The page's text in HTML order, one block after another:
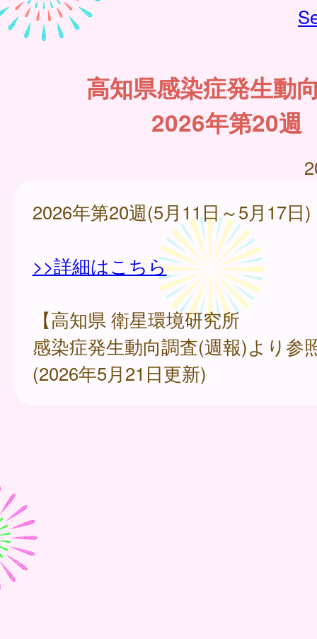
高知県感染症発生動
2026年第20週
2026年第20週(5月11日～5月17日)
>>詳細はこちら
【高知県 衛星環境研究所
感染症発生動向調査(週報)より参
(2026年5月21日更新)